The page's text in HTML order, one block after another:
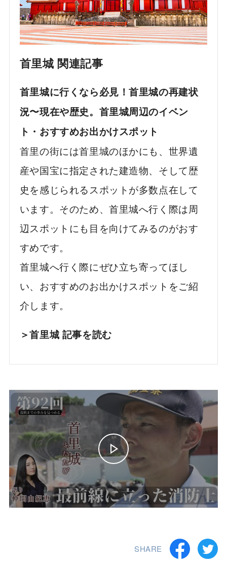
首里城 関連記事
首里城に行くなら必見！首里城の再建状
況〜現在や歴史。首里城周辺のイベン
ト・おすすめお出かけスポット
首里の街には首里城のほかにも、世界遺
産や国宝に指定された建造物、そして歴
史を感じられるスポットが多数点在して
います。そのため、首里城へ行く際は周
辺スポットにも目を向けてみるのがおす
すめです。
首里城へ行く際にぜひ立ち寄ってほし
い、おすすめのお出かけスポットをご紹
介します。
＞首里城 記事を読む
SHARE